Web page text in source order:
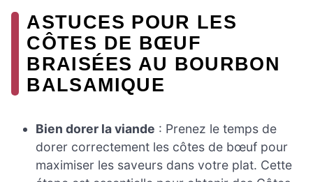
ASTUCES POUR LES
CÔTES DE BŒUF
BRAISÉES AU BOURBON
BALSAMIQUE
Bien dorer la viande : Prenez le temps de
dorer correctement les côtes de bœuf pour
maximiser les saveurs dans votre plat. Cette